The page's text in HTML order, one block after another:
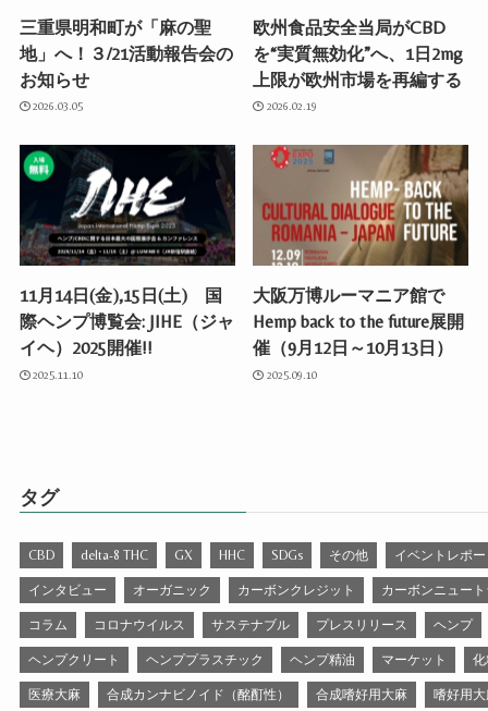
三重県明和町が「麻の聖
地」へ！３/21活動報告会の
お知らせ
2026.03.05
欧州食品安全当局がCBD
を“実質無効化”へ、1日2mg
上限が欧州市場を再編する
2026.02.19
11月14日(金),15日(土) 国
際ヘンプ博覧会: JIHE（ジャ
イヘ）2025開催!!
2025.11.10
大阪万博ルーマニア館で
Hemp back to the future展開
催（9月12日～10月13日）
2025.09.10
タグ
CBD delta-8 THC GX HHC SDGs その他 イベントレポ
インタビュー オーガニック カーボンクレジット カーボンニュー
コラム コロナウイルス サステナブル プレスリリース ヘンプ
ヘンプクリート ヘンププラスチック ヘンプ精油 マーケット
医療大麻 合成カンナビノイド（酩酊性） 合成嗜好用大麻 嗜好用